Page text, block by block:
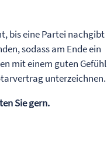
bis eine Partei nachgibt
sodass am Ende ein
mit einem guten Gefühl
unterzeichnen.
Sie gern.